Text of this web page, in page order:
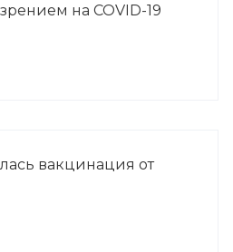
на COVID-19
вакцинация от